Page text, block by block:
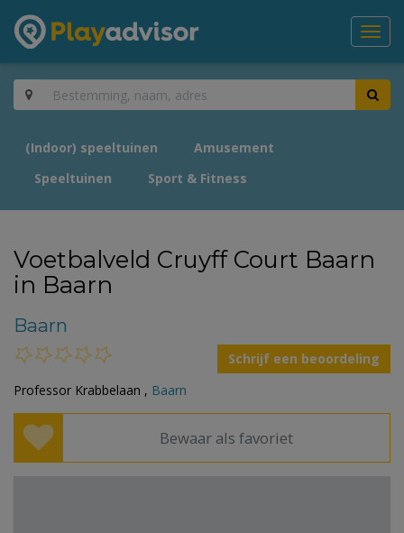
(Indoor) speeltuinen
Amusement
Speeltuinen
Sport & Fitness
Voetbalveld Cruyff Court Baarn
in Baarn
Baarn
Schrijf een beoordeling
Professor Krabbelaan , Baarn
Bewaar als favoriet